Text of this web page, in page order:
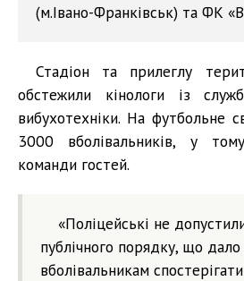
(м.Івано-Франківськ) та ФК
Стадіон та прилеглу
обстежили кінологи із
вибухотехніки. На футбольне
3000 вболівальників, у
команди гостей.
«Поліцейські не
публічного порядку, що
вболівальникам